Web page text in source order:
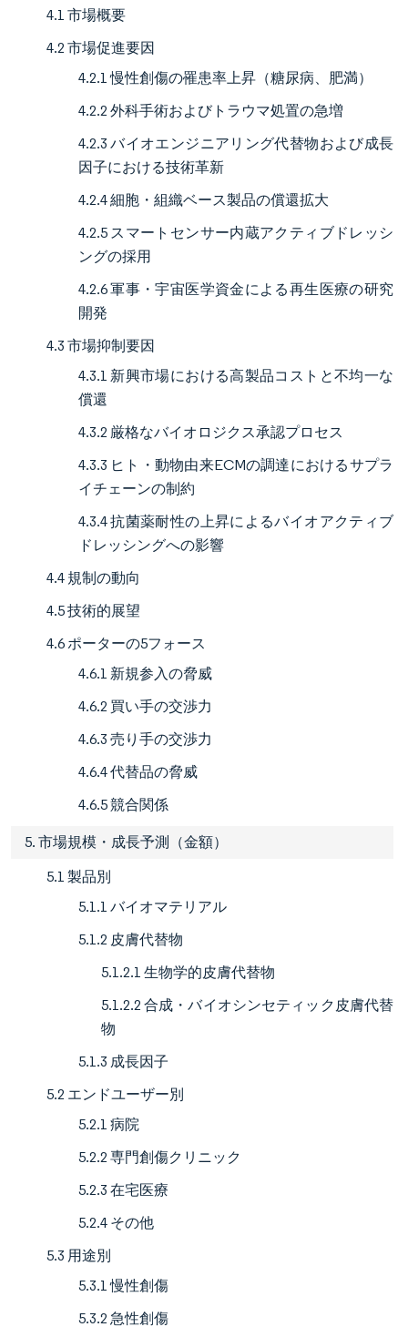
4.1 市場概要
4.2 市場促進要因
4.2.1 慢性創傷の罹患率上昇（糖尿病、肥満）
4.2.2 外科手術およびトラウマ処置の急増
4.2.3 バイオエンジニアリング代替物および成長
因子における技術革新
4.2.4 細胞・組織ベース製品の償還拡大
4.2.5 スマートセンサー内蔵アクティブドレッシ
ングの採用
4.2.6 軍事・宇宙医学資金による再生医療の研究
開発
4.3 市場抑制要因
4.3.1 新興市場における高製品コストと不均一な
償還
4.3.2 厳格なバイオロジクス承認プロセス
4.3.3 ヒト・動物由来ECMの調達におけるサプラ
イチェーンの制約
4.3.4 抗菌薬耐性の上昇によるバイオアクティブ
ドレッシングへの影響
4.4 規制の動向
4.5 技術的展望
4.6 ポーターの5フォース
4.6.1 新規参入の脅威
4.6.2 買い手の交渉力
4.6.3 売り手の交渉力
4.6.4 代替品の脅威
4.6.5 競合関係
5. 市場規模・成長予測（金額）
5.1 製品別
5.1.1 バイオマテリアル
5.1.2 皮膚代替物
5.1.2.1 生物学的皮膚代替物
5.1.2.2 合成・バイオシンセティック皮膚代替
物
5.1.3 成長因子
5.2 エンドユーザー別
5.2.1 病院
5.2.2 専門創傷クリニック
5.2.3 在宅医療
5.2.4 その他
5.3 用途別
5.3.1 慢性創傷
5.3.2 急性創傷